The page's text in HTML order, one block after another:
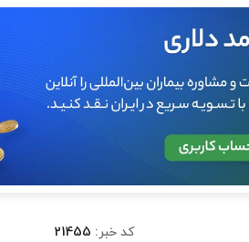
کد خبر: 21455